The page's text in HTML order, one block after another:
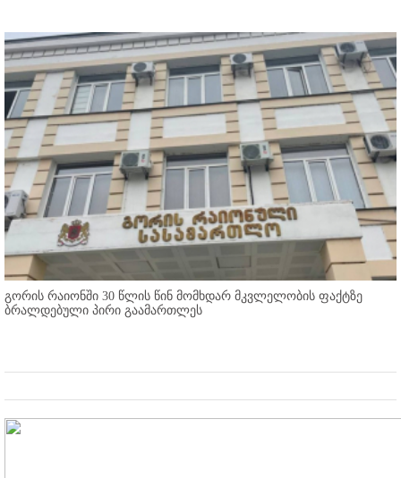
გორის რაიონში 30 წლის წინ მომხდარ მკვლელობის ფაქტზე
ბრალდებული პირი გაამართლეს